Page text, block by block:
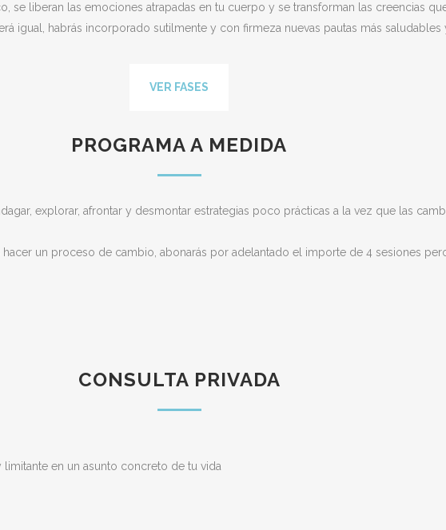
se liberan las emociones atrapadas en tu cuerpo y se transforman las creencias
igual, habrás incorporado sutilmente y con firmeza nuevas pautas más saludables
VER FASES
PROGRAMA A MEDIDA
explorar, afrontar y desmontar estrategias poco prácticas a la vez que las
un proceso de cambio, abonarás por adelantado el importe de 4 sesiones
CONSULTA PRIVADA
en un asunto concreto de tu vida